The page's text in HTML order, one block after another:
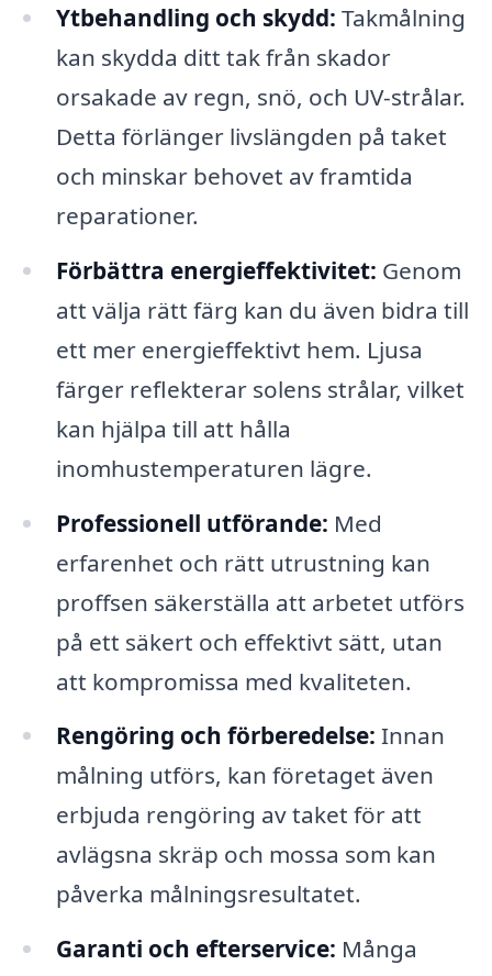
Ytbehandling och skydd: Takmålning
kan skydda ditt tak från skador
orsakade av regn, snö, och UV-strålar.
Detta förlänger livslängden på taket
och minskar behovet av framtida
reparationer.
Förbättra energieffektivitet: Genom
att välja rätt färg kan du även bidra till
ett mer energieffektivt hem. Ljusa
färger reflekterar solens strålar, vilket
kan hjälpa till att hålla
inomhustemperaturen lägre.
Professionell utförande: Med
erfarenhet och rätt utrustning kan
proffsen säkerställa att arbetet utförs
på ett säkert och effektivt sätt, utan
att kompromissa med kvaliteten.
Rengöring och förberedelse: Innan
målning utförs, kan företaget även
erbjuda rengöring av taket för att
avlägsna skräp och mossa som kan
påverka målningsresultatet.
Garanti och efterservice: Många